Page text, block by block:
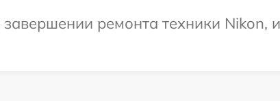
ремонта техники Nikon,